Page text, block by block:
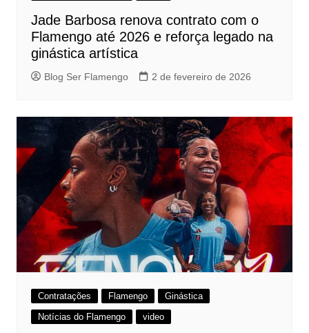
Jade Barbosa renova contrato com o
Flamengo até 2026 e reforça legado na
ginástica artística
Blog Ser Flamengo 2 de fevereiro de 2026
Contratações Flamengo
Ginástica
Notícias do Flamengo
video